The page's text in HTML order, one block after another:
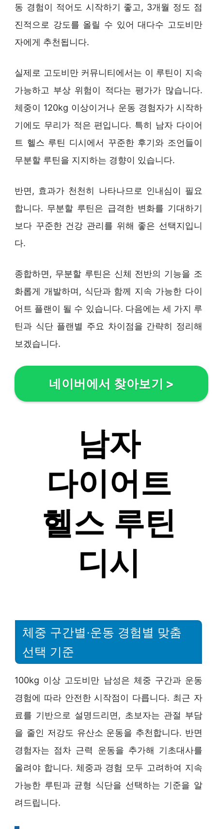
동 경험이 적어도 시작하기 좋고, 3개월 정도 점
진적으로 강도를 올릴 수 있어 대다수 고도비만
자에게 추천됩니다.
실제로 고도비만 커뮤니티에서는 이 루틴이 지속
가능하고 부상 위험이 적다는 평가가 많습니다.
체중이 120kg 이상이거나 운동 경험자가 시작하
기에도 무리가 적은 편입니다. 특히 남자 다이어
트 헬스 루틴 디시에서 꾸준한 후기와 조언들이
무분할 루틴을 지지하는 경향이 있습니다.
반면, 효과가 천천히 나타나므로 인내심이 필요
합니다. 무분할 루틴은 급격한 변화를 기대하기
보다 꾸준한 건강 관리를 위해 좋은 선택지입니
다.
종합하면, 무분할 루틴은 신체 전반의 기능을 조
화롭게 개발하며, 식단과 함께 지속 가능한 다이
어트 플랜이 될 수 있습니다. 다음에는 세 가지 루
틴과 식단 플랜별 주요 차이점을 간략히 정리해
보겠습니다.
네이버에서 찾아보기 >
체중 구간별·운동 경험별 맞춤
선택 기준
100kg 이상 고도비만 남성은 체중 구간과 운동
경험에 따라 안전한 시작점이 다릅니다. 최근 자
료를 기반으로 설명드리면, 초보자는 관절 부담
을 줄인 저강도 유산소 운동을 추천합니다. 반면
경험자는 점차 근력 운동을 추가해 기초대사를
올려야 합니다. 체중과 경험 모두 고려하여 지속
가능한 루틴과 균형 식단을 선택하는 기준을 알
려드립니다.